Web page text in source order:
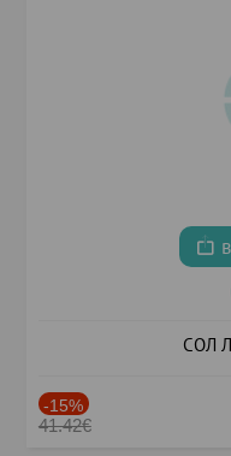
СОЛ
-15%
41.42€